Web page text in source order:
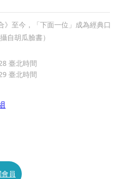
》至今，「下面一位」成為經典口
自胡瓜臉書）
臺北時間
臺北時間
員